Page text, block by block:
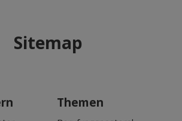
Sitemap
Themen